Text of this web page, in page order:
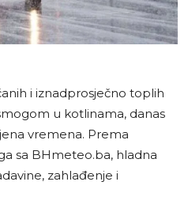
i iznadprosječno toplih
u kotlinama, danas
vremena. Prema
sa BHmeteo.ba, hladna
zahlađenje i